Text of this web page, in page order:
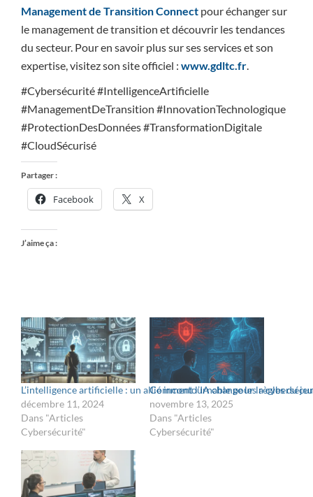
Management de Transition Connect pour échanger sur
le management de transition et découvrir les tendances
du secteur. Pour en savoir plus sur ses services et son
expertise, visitez son site officiel : www.gdltc.fr.
#Cybersécurité #IntelligenceArtificielle
#ManagementDeTransition #InnovationTechnologique
#ProtectionDesDonnées #TransformationDigitale
#CloudSécurisé
Partager :
Facebook X
J’aime ça :
L’intelligence artificielle : un allié incontournable pour la
décembre 11, 2024
Dans "Articles
Cybersécurité"
Comment l’IA change les règles du
novembre 13, 2025
Dans "Articles
Cybersécurité"